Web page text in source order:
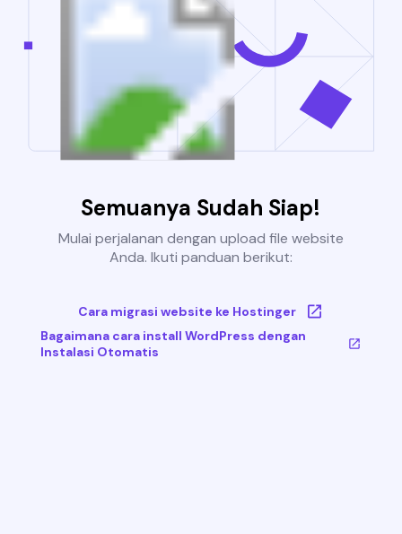
Semuanya Sudah Siap!
Mulai perjalanan dengan upload file website
Anda. Ikuti panduan berikut:
Cara migrasi website ke Hostinger
Bagaimana cara install WordPress dengan
Instalasi Otomatis